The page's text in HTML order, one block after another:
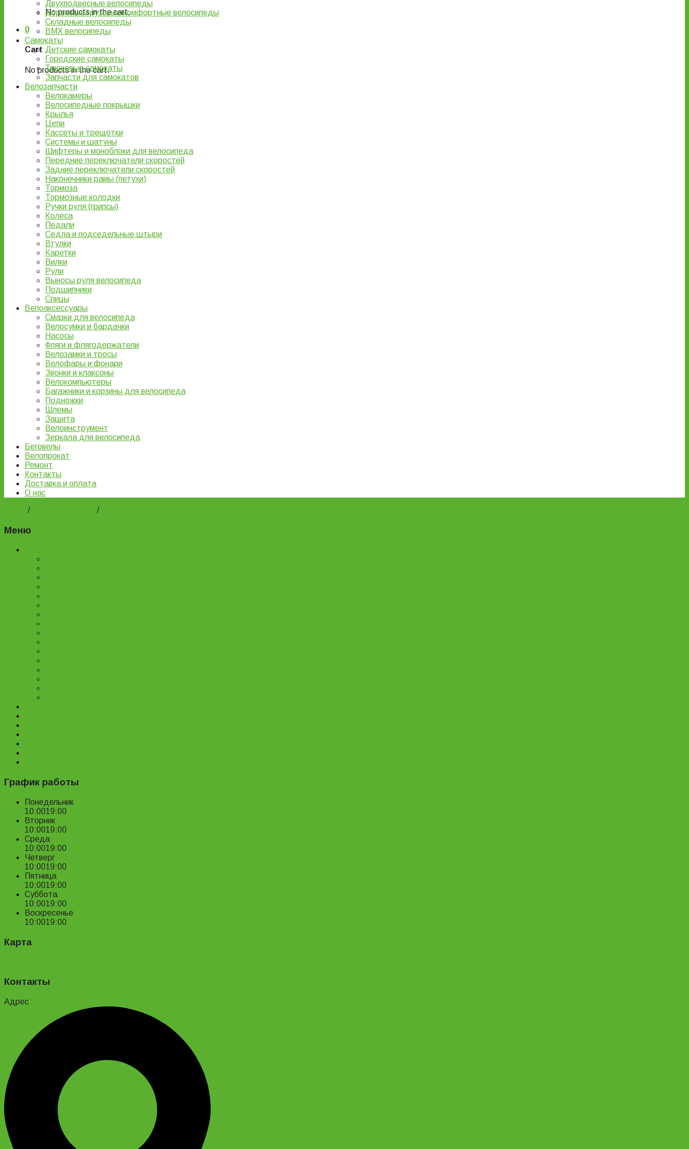
No products in the cart.
0
Cart
No products in the cart.
Двухподвесные велосипеды
Дорожные/грузовые/комфортные велосипеды
Складные велосипеды
BMX велосипеды
Самокаты
Детские самокаты
Городские самокаты
Трюковые самокаты
Запчасти для самокатов
Велозапчасти
Велокамеры
Велосипедные покрышки
Крылья
Цепи
Кассеты и трещотки
Системы и шатуны
Шифтеры и моноблоки для велосипеда
Передние переключатели скоростей
Задние переключатели скоростей
Наконечники рамы (петухи)
Тормоза
Тормозные колодки
Ручки руля (грипсы)
Колеса
Педали
Седла и подседельные штыри
Втулки
Каретки
Вилки
Рули
Выносы руля велосипеда
Подшипники
Спицы
Велоаксессуары
Смазки для велосипеда
Велосумки и бардачки
Насосы
Фляги и флягодержатели
Велозамки и тросы
Велофары и фонари
Звонки и клаксоны
Велокомпьютеры
Багажники и корзины для велосипеда
Подножки
Шлемы
Защита
Велоинструмент
Зеркала для велосипеда
Беговелы
Велопрокат
Ремонт
Контакты
Доставка и оплата
О нас
/ /
Меню
График работы
Понедельник
10:0019:00
Вторник
10:0019:00
Среда
10:0019:00
Четверг
10:0019:00
Пятница
10:0019:00
Суббота
10:0019:00
Воскресенье
10:0019:00
Карта
Контакты
Адрес